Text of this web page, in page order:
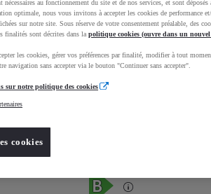
Services Concession
Occasions
nécessaires au fonctionnement du site et de nos services, et sont déposés
optimale, nous vous invitons à accepter les cookies de performance
sur notre site. Sous réserve de votre consentement préalable, des
finalités sont décrites dans la politique cookies (ouvre dans un
les cookies, gérer vos préférences par finalité, modifier à tout
navigation sans accepter via le bouton "Continuer sans accepter".
sur notre politique des cookies
cookies